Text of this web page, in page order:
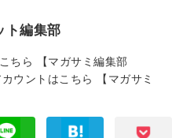
ト編集部
ちら
【マガサミ編集部
ウントはこちら
【マガサミ